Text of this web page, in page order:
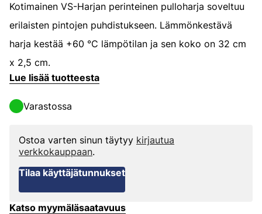
Kotimainen VS-Harjan perinteinen pulloharja soveltuu
erilaisten pintojen puhdistukseen. Lämmönkestävä
harja kestää +60 °C lämpötilan ja sen koko on 32 cm
x 2,5 cm.
Lue lisää tuotteesta
Varastossa
Ostoa varten sinun täytyy kirjautua
verkkokauppaan.
Tilaa käyttäjätunnukset
Katso myymäläsaatavuus